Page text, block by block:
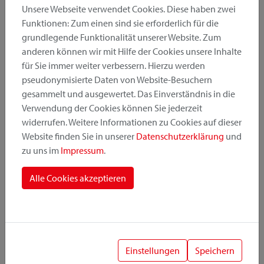
Produktkategorie
Montageposition
Befestigungssystem
Unsere Webseite verwendet Cookies. Diese haben zwei
Funktionen: Zum einen sind sie erforderlich für die
grundlegende Funktionalität unserer Website. Zum
anderen können wir mit Hilfe der Cookies unsere Inhalte
für Sie immer weiter verbessern. Hierzu werden
pseudonymisierte Daten von Website-Besuchern
gesammelt und ausgewertet. Das Einverständnis in die
Verwendung der Cookies können Sie jederzeit
widerrufen. Weitere Informationen zu Cookies auf dieser
Website finden Sie in unserer Datenschutzerklärung und
zu uns im Impressum.
Alle Cookies akzeptieren
Einstellungen Speichern